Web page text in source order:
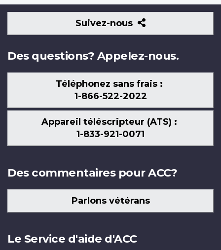
Suivez-nous
Suivez-
nous
Des questions? Appelez-nous.
Téléphonez sans frais :
1-866-522-2022
Appareil téléscripteur (ATS) :
1-833-921-0071
Des commentaires pour ACC?
Parlons vétérans
Le Service d'aide d'ACC